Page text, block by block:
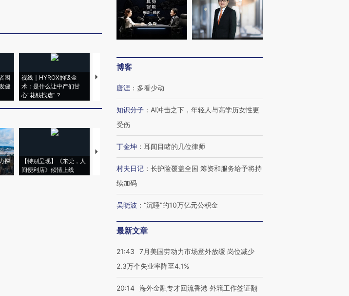
困
健
视线｜HYROX的吸金
术：是什么让中产们甘
心“花钱找虐”？
马航飞行员跨国走私7万
粒摇头丸 尿检体内含3种
探
【特别呈现】《东莞，人
间便利店》倾情上线
【推广】走进第四届链博
有意思的生活方式·第三对
住三大增长引擎是什么？
博客
唐涯 ： 多看少动
知识分子 ： AI冲击之下，年轻人与高学历女性更
受伤
丁金坤 ： 耳闻目睹的几位律师
村夫日记 ： 长护险覆盖全国 筹资和服务给予将持
续加码
吴晓波 ： “沉睡”的10万亿元公积金
最新文章
21:43
7月美国劳动力市场意外放缓 岗位减少
2.3万个失业率降至4.1%
20:14 海外金融专才回流香港 外籍工作签证翻